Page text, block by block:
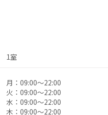
1室
月： 09:00〜22:00
火： 09:00〜22:00
水： 09:00〜22:00
木： 09:00〜22:00